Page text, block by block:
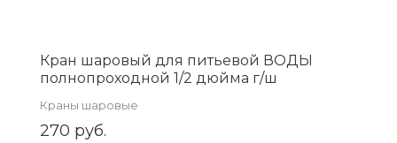
Кран шаровый для питьевой ВОДЫ
полнопроходной 1/2 дюйма г/ш
Краны шаровые
270 руб.